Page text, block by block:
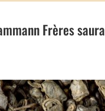
Frères saura